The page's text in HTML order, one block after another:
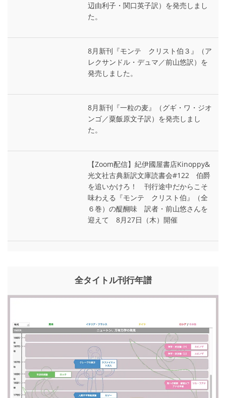
辺由利子・関口英子訳）を発売しまし
た。
8月新刊『モンテ゠クリスト伯３』（ア
レクサンドル・デュマ／前山悠訳）を
発売しました。
8月新刊『一粒の麦』（グギ・ワ・ジオ
ンゴ／粟飯原文子訳）を発売しまし
た。
【Zoom配信】紀伊國屋書店Kinoppy&
光文社古典新訳文庫読書会#122 伯爵
を追いかけろ！ 刊行途中だからこそ
味わえる『モンテ゠クリスト伯』（全
６巻）の醍醐味 訳者・前山悠さんを
迎えて 8月27日（木）開催
全タイトル刊行年譜